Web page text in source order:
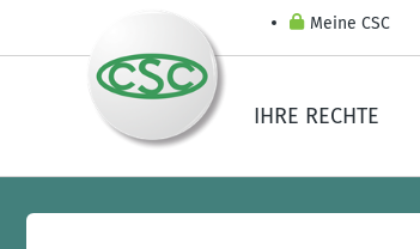
Meine CSC
IHRE RECHTE